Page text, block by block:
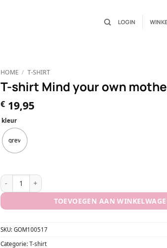
LOGIN
HOME / T-SHIRT
T-shirt Mind your own
€19,95
kleur
grey
T-shirt Mind your own motherhood aantal
TOEVOEGEN AAN
SKU: GOM100517
Categorie: T-shirt